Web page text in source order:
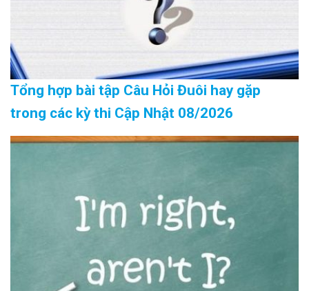
Tổng hợp bài tập Câu Hỏi Đuôi hay gặp
trong các kỳ thi Cập Nhật 08/2026